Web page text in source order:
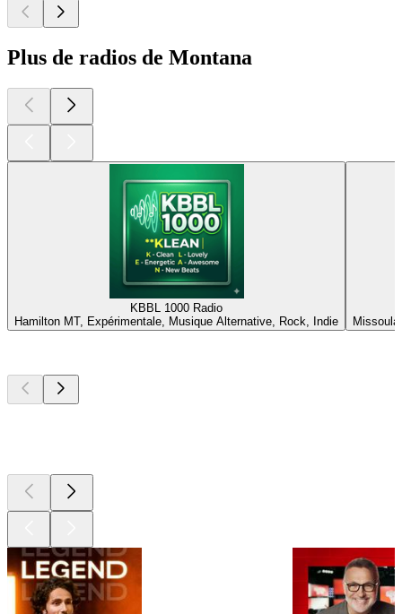
Plus de radios de Montana
KBBL 1000 Radio
Hamilton MT, Expérimentale, Musique Alternative, Rock, Indie